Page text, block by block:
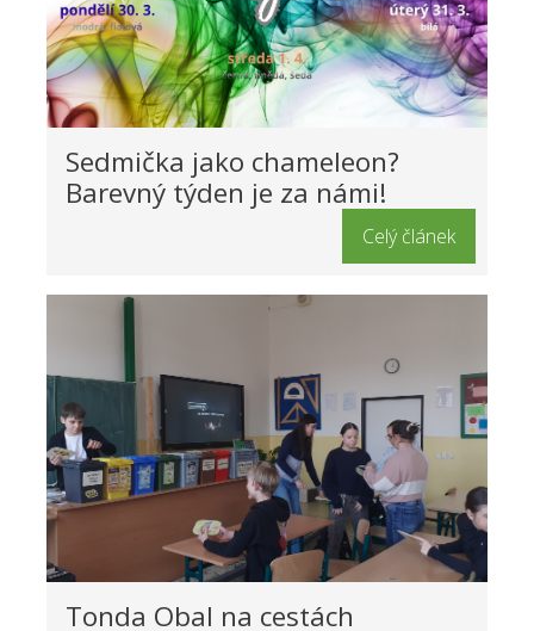
Sedmička jako chameleon?
Barevný týden je za námi!
Celý článek
Tonda Obal na cestách